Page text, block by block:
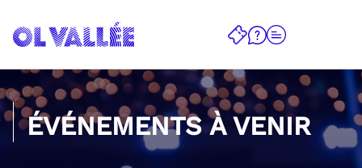
ÉVÉNEMENTS À VENIR